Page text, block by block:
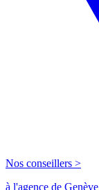
Nos conseillers >
à l'agence de Genève